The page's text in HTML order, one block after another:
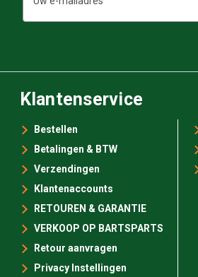
Klantenservice
Bestellen
Betalingen & BTW
Verzendingen
Klantenaccounts
RETOUREN & GARANTIE
VERKOOP OP BARTSPARTS
Retour aanvragen
Privacy Instellingen